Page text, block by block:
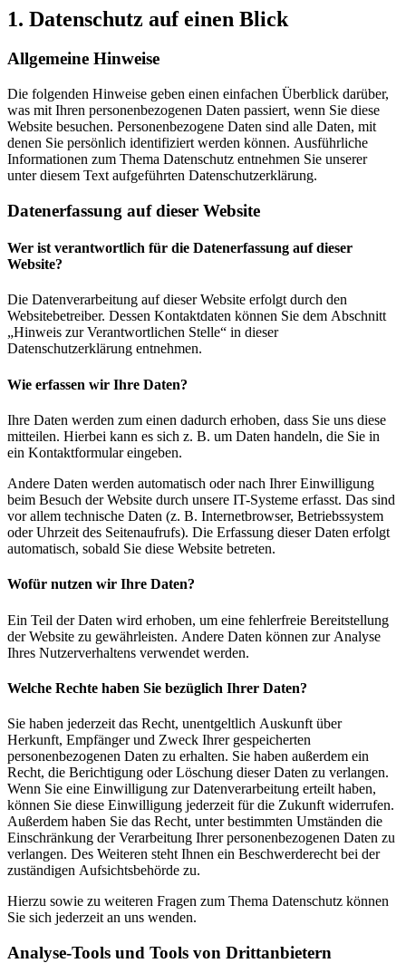
1. Datenschutz auf einen Blick
Allgemeine Hinweise
Die folgenden Hinweise geben einen einfachen Überblick darüber,
was mit Ihren personenbezogenen Daten passiert, wenn Sie diese
Website besuchen. Personenbezogene Daten sind alle Daten, mit
denen Sie persönlich identifiziert werden können. Ausführliche
Informationen zum Thema Datenschutz entnehmen Sie unserer
unter diesem Text aufgeführten Datenschutzerklärung.
Datenerfassung auf dieser Website
Wer ist verantwortlich für die Datenerfassung auf dieser
Website?
Die Datenverarbeitung auf dieser Website erfolgt durch den
Websitebetreiber. Dessen Kontaktdaten können Sie dem Abschnitt
„Hinweis zur Verantwortlichen Stelle“ in dieser
Datenschutzerklärung entnehmen.
Wie erfassen wir Ihre Daten?
Ihre Daten werden zum einen dadurch erhoben, dass Sie uns diese
mitteilen. Hierbei kann es sich z. B. um Daten handeln, die Sie in
ein Kontaktformular eingeben.
Andere Daten werden automatisch oder nach Ihrer Einwilligung
beim Besuch der Website durch unsere IT-Systeme erfasst. Das sind
vor allem technische Daten (z. B. Internetbrowser, Betriebssystem
oder Uhrzeit des Seitenaufrufs). Die Erfassung dieser Daten erfolgt
automatisch, sobald Sie diese Website betreten.
Wofür nutzen wir Ihre Daten?
Ein Teil der Daten wird erhoben, um eine fehlerfreie Bereitstellung
der Website zu gewährleisten. Andere Daten können zur Analyse
Ihres Nutzerverhaltens verwendet werden.
Welche Rechte haben Sie bezüglich Ihrer Daten?
Sie haben jederzeit das Recht, unentgeltlich Auskunft über
Herkunft, Empfänger und Zweck Ihrer gespeicherten
personenbezogenen Daten zu erhalten. Sie haben außerdem ein
Recht, die Berichtigung oder Löschung dieser Daten zu verlangen.
Wenn Sie eine Einwilligung zur Datenverarbeitung erteilt haben,
können Sie diese Einwilligung jederzeit für die Zukunft widerrufen.
Außerdem haben Sie das Recht, unter bestimmten Umständen die
Einschränkung der Verarbeitung Ihrer personenbezogenen Daten zu
verlangen. Des Weiteren steht Ihnen ein Beschwerderecht bei der
zuständigen Aufsichtsbehörde zu.
Hierzu sowie zu weiteren Fragen zum Thema Datenschutz können
Sie sich jederzeit an uns wenden.
Analyse-Tools und Tools von Dritt­anbietern